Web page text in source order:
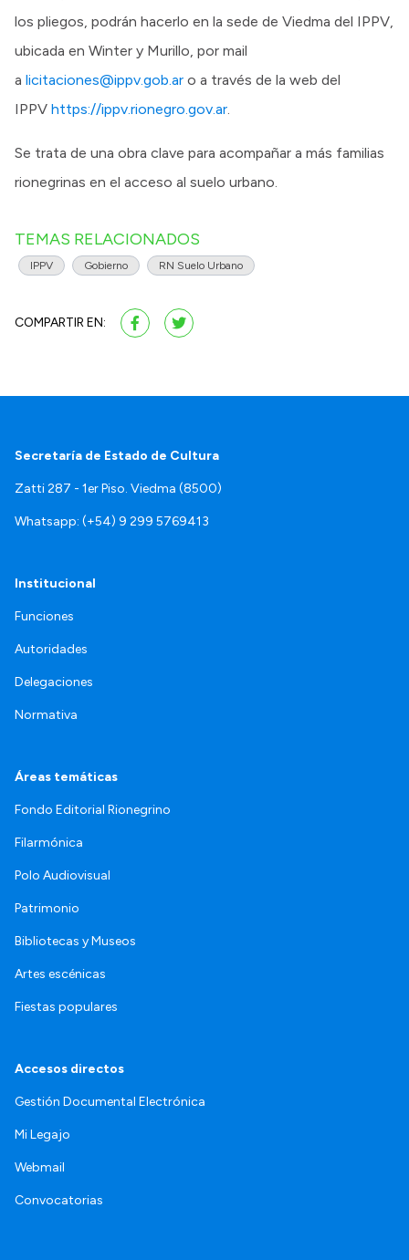
los pliegos, podrán hacerlo en la sede de Viedma del IPPV,
ubicada en Winter y Murillo, por mail
a licitaciones@ippv.gob.ar o a través de la web del
IPPV https://ippv.rionegro.gov.ar
Se trata de una obra clave para acompañar a más familias
rionegrinas en el acceso al suelo urbano.
TEMAS RELACIONADOS
IPPV Gobierno RN Suelo Urbano
COMPARTIR EN:
Secretaría de Estado de Cultura
Zatti 287 - 1er Piso. Viedma (8500)
Whatsapp: (+54) 9 299 5769413
Institucional
Funciones
Autoridades
Delegaciones
Normativa
Áreas temáticas
Fondo Editorial Rionegrino
Filarmónica
Polo Audiovisual
Patrimonio
Bibliotecas y Museos
Artes escénicas
Fiestas populares
Accesos directos
Gestión Documental Electrónica
Mi Legajo
Webmail
Convocatorias